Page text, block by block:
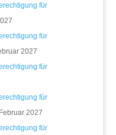
für
für
2027
für
für
2027
für